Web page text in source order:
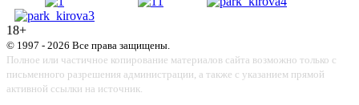
18+
© 1997 - 2026 Все права защищены.
Полное или частичное копирование материалов сайта возможно только с
письменного разрешения администрации, а также с указанием прямой
активной ссылки на источник.